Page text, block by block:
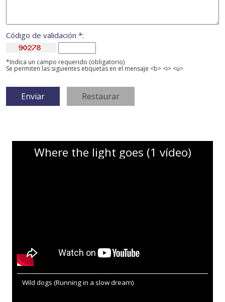
Código de validación *:
*Indica un campo requerido (obligatorio)
Se permiten las siguientes etiquetas en el mensaje <b> <i> <u>
Where the light goes (1 vídeo)
Wild dogs (Running in a slow dream)